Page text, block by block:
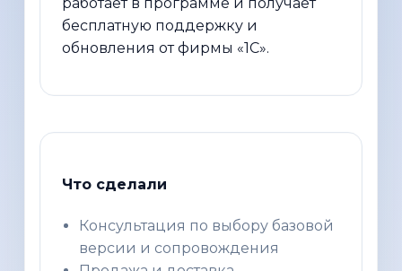
бесплатную поддержку и
обновления от фирмы «1С».
Что сделали
Консультация по выбору базовой
версии и сопровождения